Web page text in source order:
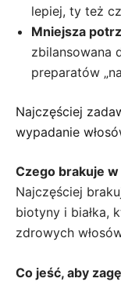
lepiej, ty też
Mniejsza
zbilansowana
preparatów
Najczęściej
wypadanie
Czego brakuje
Najczęściej
biotyny i białka,
zdrowych
Co jeść, aby